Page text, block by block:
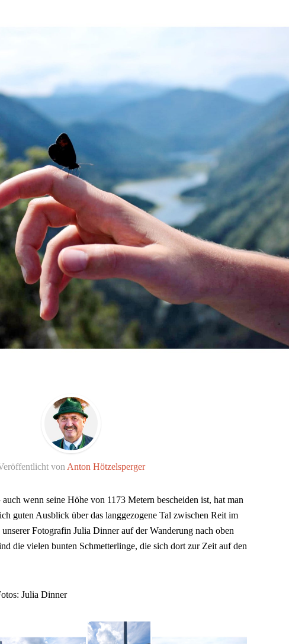
von Anton Hötzelsperger
wenn seine Höhe von 1173 Metern bescheiden ist, hat man
guten Ausblick über das langgezogene Tal zwischen Reit im
Fotografin Julia Dinner auf der Wanderung nach oben
die vielen bunten Schmetterlinge, die sich dort zur Zeit auf den
Julia Dinner